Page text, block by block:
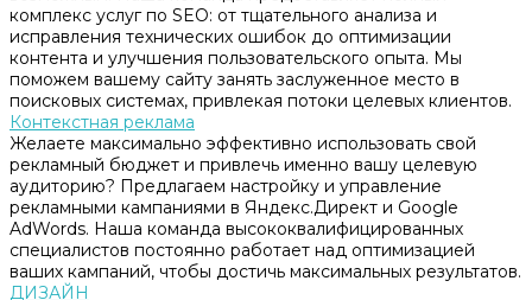
комплекс услуг по SEO: от тщательного анализа и
исправления технических ошибок до оптимизации
контента и улучшения пользовательского опыта. Мы
поможем вашему сайту занять заслуженное место в
поисковых системах, привлекая потоки целевых клиентов.
Контекстная реклама
Желаете максимально эффективно использовать свой
рекламный бюджет и привлечь именно вашу целевую
аудиторию? Предлагаем настройку и управление
рекламными кампаниями в Яндекс.Директ и Google
AdWords. Наша команда высококвалифицированных
специалистов постоянно работает над оптимизацией
ваших кампаний, чтобы достичь максимальных результатов.
ДИЗАЙН